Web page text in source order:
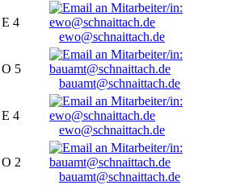
E 4
ewo@schnaittach.de
O 5
bauamt@schnaittach.de
E 4
ewo@schnaittach.de
O 2
bauamt@schnaittach.de